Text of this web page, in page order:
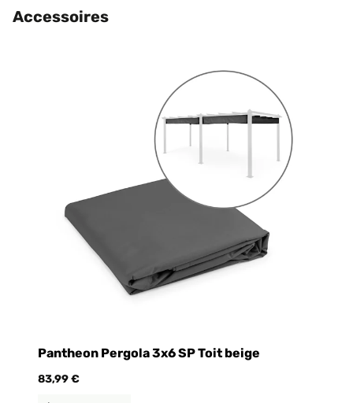
Accessoires
Pantheon Pergola 3x6 SP Toit beige
83,99 €